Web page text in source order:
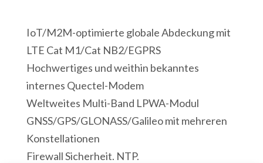
IoT/M2M-optimierte globale Abdeckung mit
LTE Cat M1/Cat NB2/EGPRS
Hochwertiges und weithin bekanntes
internes Quectel-Modem
Weltweites Multi-Band LPWA-Modul
GNSS/GPS/GLONASS/Galileo mit mehreren
Konstellationen
Firewall Sicherheit. NTP.